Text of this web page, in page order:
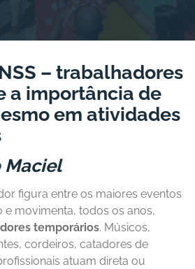
– trabalhadores
a importância de
em atividades
Maciel
figura entre os maiores eventos
movimenta, todos os anos,
temporários. Músicos,
cordeiros, catadores de
atuam direta ou